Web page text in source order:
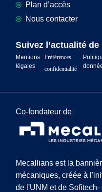
Plan d’accès
Nous contacter
Suivez l’actualité de
Mentions
légales
Préférences
confidentialité
Co-fondateur de
Mecallians est la
mécaniques, créée à
de l'UNM et de Sofitech-